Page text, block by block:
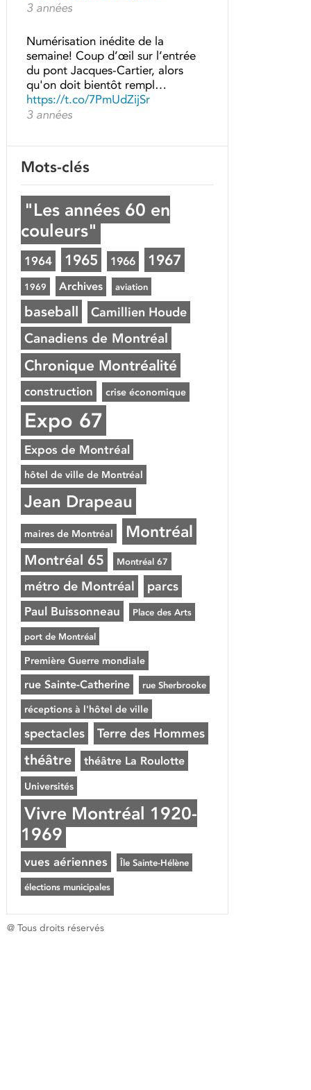
3 années
Numérisation inédite de la
semaine! Coup d’œil sur l’entrée
du pont Jacques-Cartier, alors
qu'on doit bientôt rempl…
https://t.co/7PmUdZijSr
3 années
Mots-clés
"Les années 60 en
couleurs"
1964 1965 1966 1967
1969 Archives aviation
baseball Camillien Houde
Canadiens de Montréal
Chronique Montréalité
construction crise économique
Expo 67
Expos de Montréal
hôtel de ville de Montréal
Jean Drapeau
maires de Montréal Montréal
Montréal 65 Montréal 67
métro de Montréal parcs
Paul Buissonneau Place des Arts
port de Montréal
Première Guerre mondiale
rue Sainte-Catherine rue Sherbrooke
réceptions à l'hôtel de ville
spectacles Terre des Hommes
théâtre théâtre La Roulotte
Universités
Vivre Montréal 1920-
1969
vues aériennes Île Sainte-Hélène
élections municipales
@ Tous droits réservés